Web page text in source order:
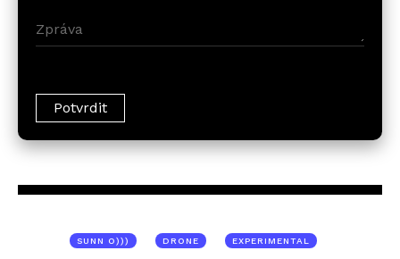
SUNN O))) DRONE EXPERIMENTAL